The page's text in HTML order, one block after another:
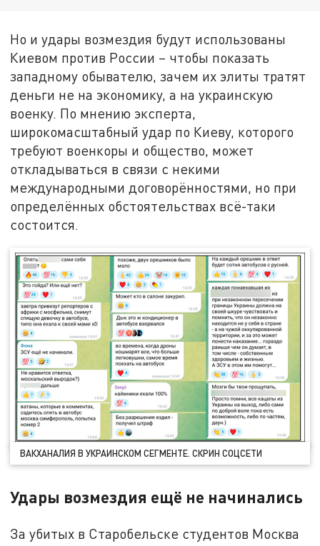
Но и удары возмездия будут использованы
Киевом против России – чтобы показать
западному обывателю, зачем их элиты тратят
деньги не на экономику, а на украинскую
военку. По мнению эксперта,
широкомасштабный удар по Киеву, которого
требуют военкоры и общество, может
откладываться в связи с некими
международными договорённостями, но при
определённых обстоятельствах всё-таки
состоится.
ВАКХАНАЛИЯ В УКРАИНСКОМ СЕГМЕНТЕ. СКРИН СОЦСЕТИ
Удары возмездия ещё не начинались
За убитых в Старобельске студентов Москва